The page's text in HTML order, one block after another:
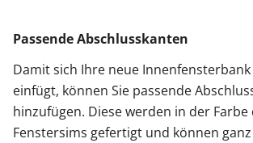
Passende Abschlusskanten
Damit sich Ihre neue
einfügt, können Sie passende
hinzufügen. Diese werden in der Farbe
Fenstersims gefertigt und können